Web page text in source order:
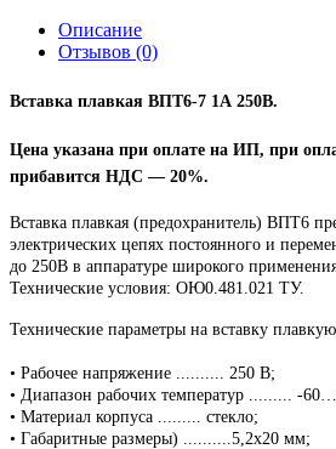
Описание
Отзывов (0)
Вставка плавкая ВПТ6-7 1А 250В.
Цена указана при оплате на ИП, при
прибавится НДС ― 20%.
Вставка плавкая (предохранитель) ВПТ6
электрических цепях постоянного и
до 250В в аппаратуре широкого
Технические условия: ОЮ0.481.021 ТУ.
Технические параметры на вставку
• Рабочее напряжение .......... 250 В;
• Диапазон рабочих температур ......... -
• Материал корпуса ......... стекло;
• Габаритные размеры) ..........5,2х20 мм;